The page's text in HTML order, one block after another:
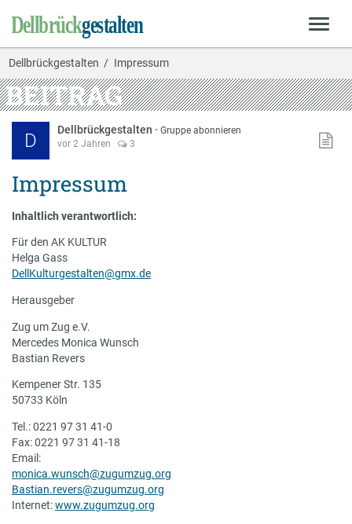
Dellbrückgestalten Impressum
BEITRAG
D Dellbrückgestalten ·Gruppe abonnieren
vor 2 Jahren
3
Impressum
Inhaltlich verantwortlich:
Für den AK KULTUR
Helga Gass
DellKulturgestalten@gmx.de
Herausgeber
Zug um Zug e.V.
Mercedes Monica Wunsch
Bastian Revers
Kempener Str. 135
50733 Köln
Tel.: 0221 97 31 41-0
Fax: 0221 97 31 41-18
Email:
monica.wunsch@zugumzug.org
Bastian.revers@zugumzug.org
Internet:www.zugumzug.org